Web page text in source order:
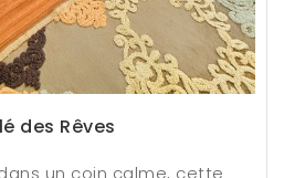
des Rêves
un coin calme, cette